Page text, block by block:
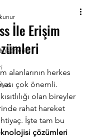
İle Erişim
alanlarının herkes
çok önemli.
olan bireyler
rahat hareket
İşte tam bu
çözümleri